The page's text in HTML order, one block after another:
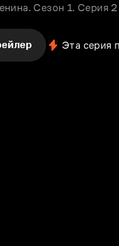
Сезон 1. Серия 2
Эта серия